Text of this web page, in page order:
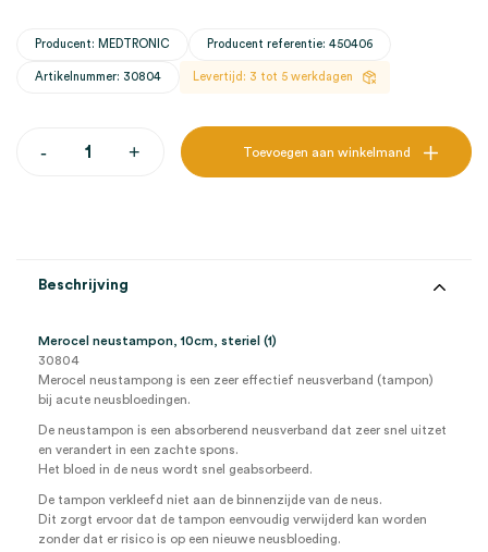
Producent: MEDTRONIC Producent referentie: 450406
Artikelnummer: 30804 Levertijd: 3 tot 5 werkdagen
-Merocel
+ Toevoegen aan winkelmand
Beschrijving
Merocel neustampon, 10cm, steriel (1)
30804
Merocel neustampong is een zeer effectief neusverband (tampon)
bij acute neusbloedingen.
De neustampon is een absorberend neusverband dat zeer snel uitzet
en verandert in een zachte spons.
Het bloed in de neus wordt snel geabsorbeerd.
De tampon verkleefd niet aan de binnenzijde van de neus.
Dit zorgt ervoor dat de tampon eenvoudig verwijderd kan worden
zonder dat er risico is op een nieuwe neusbloeding.